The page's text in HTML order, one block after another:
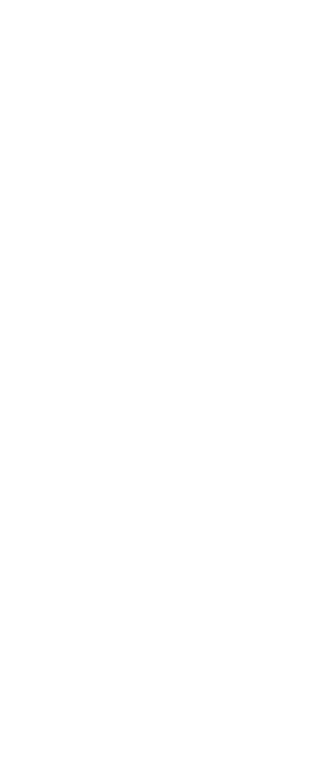
- 16:00
Offenen Vogtshaus
OFFENEN VOGTSHAUS
die zu schade für die Tonne ist – entspannt, unkompliziert und
nur Hilfe zur Selbsthilfe, gegenseitige Tipps und Nadel, Garn & Scheren
inklusive!
(z. B. Outlook) übernehmen
Böblingen
Fleischermuseums Böblingen
/ Deutsches Fleischermuseum